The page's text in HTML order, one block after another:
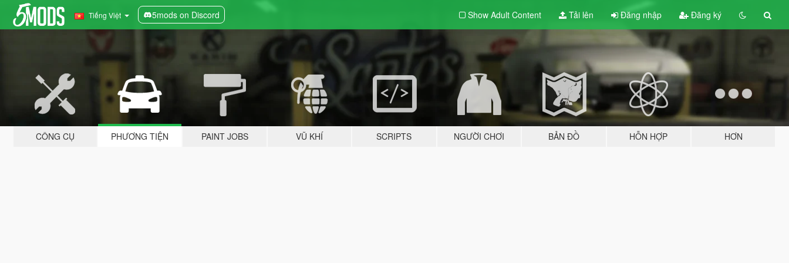
Tiếng Việt 5mods on Discord Show Adult Content Tải lên Đăng nhập Đăng ký
CÔNG CỤ PHƯƠNG TIỆN PAINT JOBS VŨ KHÍ SCRIPTS NGƯỜI CHƠI BẢN ĐỒ HỖN HỢP HƠN